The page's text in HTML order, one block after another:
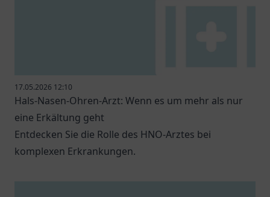
17.05.2026 12:10
Hals-Nasen-Ohren-Arzt: Wenn es um mehr als nur
eine Erkältung geht
Entdecken Sie die Rolle des HNO-Arztes bei
komplexen Erkrankungen.